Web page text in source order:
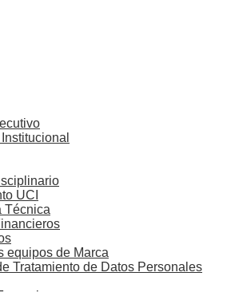
UCI
Técnica
equipos de Marca
Tratamiento de Datos Personales